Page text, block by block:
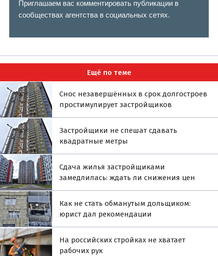
Приглашаем вас комментировать публикации в
сообществах агентства в социальных сетях.
Ещё по теме
Снос незавершённых в срок долгостроев
простимулирует застройщиков
Застройщики не спешат сдавать
квадратные метры
Сдача жилья застройщиками
замедлилась: ждать ли снижения цен
Как не стать обманутым дольщиком:
юрист дал рекомендации
На российских стройках не хватает
рабочих рук